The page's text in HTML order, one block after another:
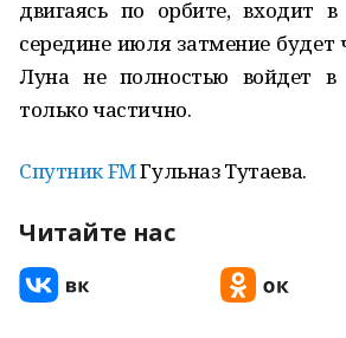
двигаясь по орбите, входит
середине июля затмение будет
Луна не полностью войдет
только частично.
Спутник FMГульназ Тутаева.
Читайте нас